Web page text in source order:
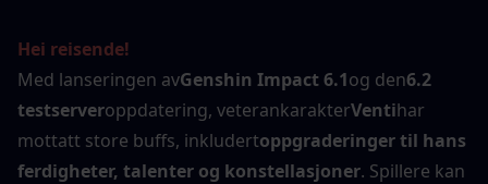
Hei reisende!
Med lanseringen avGenshin Impact 6.1og den6.2
testserveroppdatering, veterankarakterVentihar
mottatt store buffs, inkludertoppgraderinger til hans
ferdigheter, talenter og konstellasjoner. Spillere kan